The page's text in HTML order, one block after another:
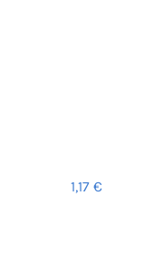
1,17€